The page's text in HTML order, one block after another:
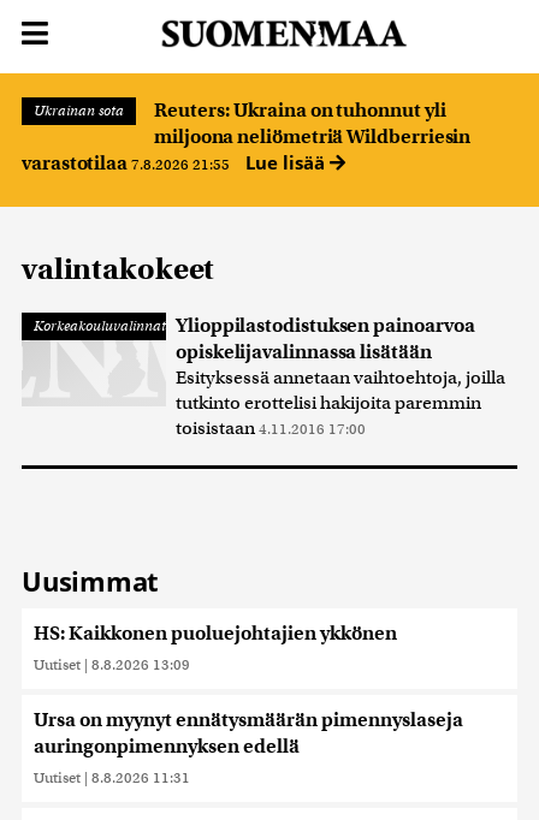
Ukrainan sota
Reuters: Ukraina on tuhonnut yli
miljoona neliömetriä Wildberriesin
varastotilaa 7.8.2026 21:55 Lue lisää
valintakokeet
Korkeakouluvalinnat Ylioppilastodistuksen painoarvoa
opiskelijavalinnassa lisätään
Esityksessä annetaan vaihtoehtoja, joilla
tutkinto erottelisi hakijoita paremmin
toisistaan 4.11.2016 17:00
Uusimmat
HS: Kaikkonen puoluejohtajien ykkönen
Uutiset | 8.8.2026 13:09
Ursa on myynyt ennätysmäärän pimennyslaseja
auringonpimennyksen edellä
Uutiset | 8.8.2026 11:31